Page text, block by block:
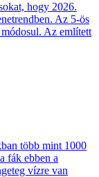
hogy 2026.
Az 5-ös
Az említett
több mint 1000
fák ebben a
vízre van